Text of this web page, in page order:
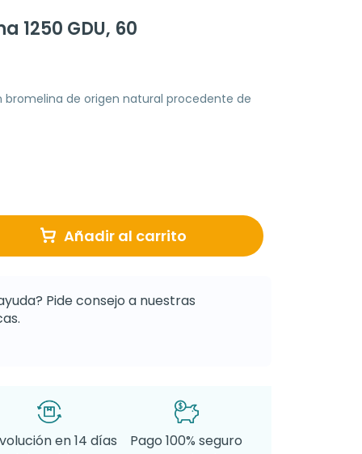
1250 GDU, 60
de origen natural procedente de
Añadir al carrito
Pide consejo a nuestras
en 14 días
Pago 100% seguro